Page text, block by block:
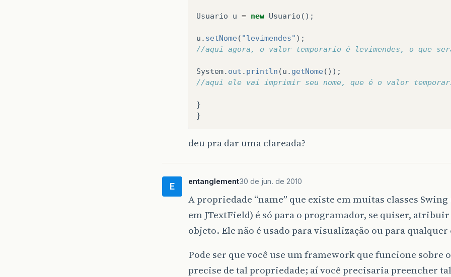
Usuario u = new Usuario ();
u . setNome( "levimendes" );
//aqui agora, o valor temporario é levimendes, o que será
System. out . println (u . getNome());
//aqui ele vai imprimir seu nome, que é o valor
}
}
deu pra dar uma clareada?
E entanglement30 de jun. de 2010
A propriedade “name” que existe em muitas classes
em JTextField) é só para o programador, se quiser,
objeto. Ele não é usado para visualização ou para
Pode ser que você use um framework que funcione sobre
precise de tal propriedade; aí você precisaria preencher